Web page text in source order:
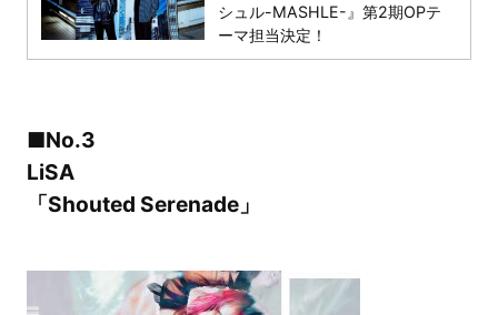
シュル-MASHLE-』第2期OPテ
ーマ担当決定！
■No.3
LiSA
「Shouted Serenade」